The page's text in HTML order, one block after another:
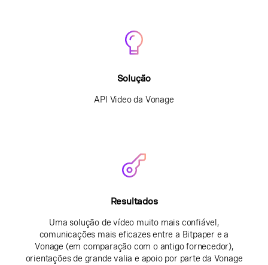
Solução
API Video da Vonage
Resultados
Uma solução de vídeo muito mais confiável,
comunicações mais eficazes entre a Bitpaper e a
Vonage (em comparação com o antigo fornecedor),
orientações de grande valia e apoio por parte da Vonage